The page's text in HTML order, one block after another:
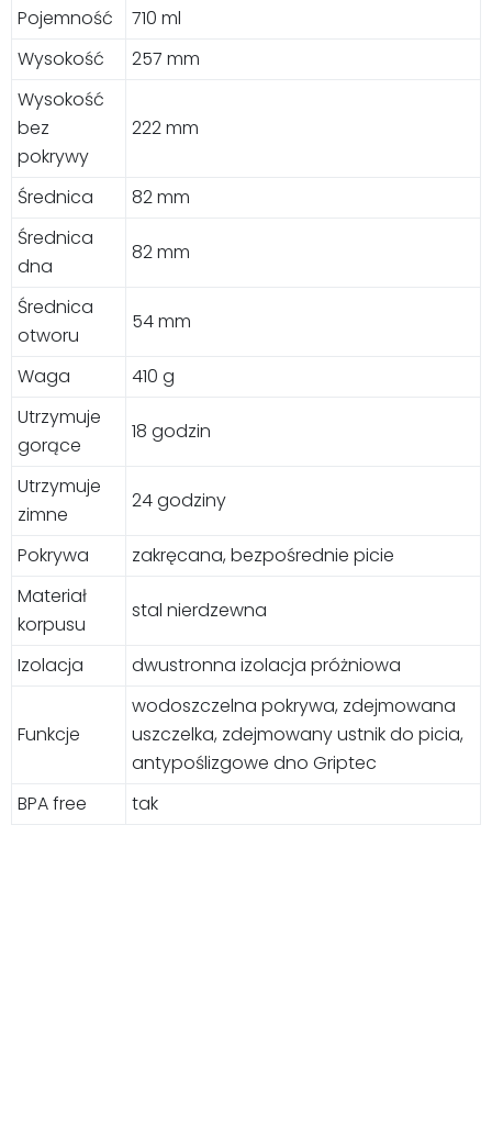
Pojemność
710 ml
Wysokość
257 mm
Wysokość
bez
pokrywy
222 mm
Średnica
82 mm
Średnica
dna
82 mm
Średnica
otworu
54 mm
Waga
410 g
Utrzymuje
gorące
18 godzin
Utrzymuje
zimne
24 godziny
Pokrywa
zakręcana, bezpośrednie picie
Materiał
korpusu
stal nierdzewna
Izolacja dwustronna izolacja próżniowa
Funkcje
wodoszczelna pokrywa, zdejmowana
uszczelka, zdejmowany ustnik do picia,
antypoślizgowe dno Griptec
BPA free
tak